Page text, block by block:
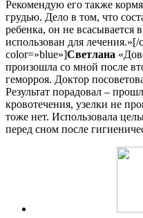
Рекомендую его также
грудью. Дело в том, что
ребенка, он не
использован для
color=»blue»]Светлана
произошла со мной после
геморроя. Доктор
Результат порадовал –
кровотечения, узелки не
тоже нет. Использовала
перед сном после